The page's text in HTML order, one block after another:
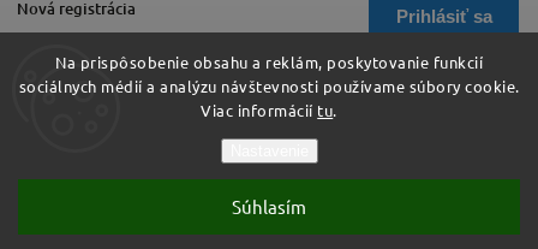
Na prispôsobenie obsahu a reklám, poskytovanie funkcií
sociálnych médií a analýzu návštevnosti používame súbory cookie.
Viac informácií tu.
Súhlasím
Prihlásiť sa
Nová registrácia
Zabudnuté heslo
Hurá do školy. Všetky práva vyhradené.
Upraviť nastavenie cookies
Shoptet| Design